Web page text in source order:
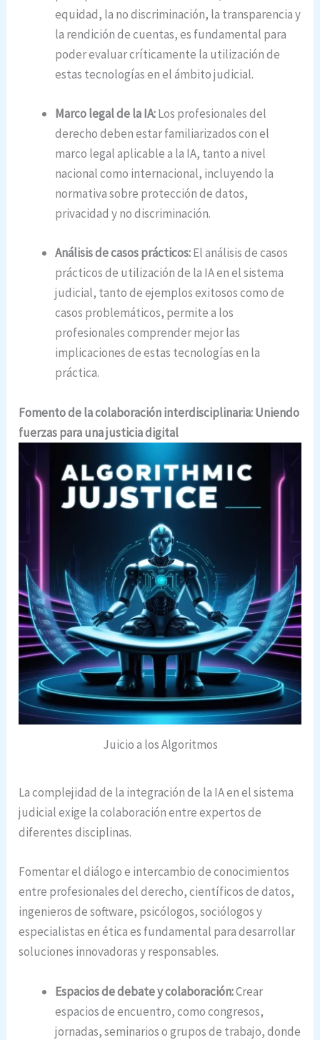
equidad, la no discriminación, la transparencia y
la rendición de cuentas, es fundamental para
poder evaluar críticamente la utilización de
estas tecnologías en el ámbito judicial.
Marco legal de la IA:Los profesionales del
derecho deben estar familiarizados con el
marco legal aplicable a la IA, tanto a nivel
nacional como internacional, incluyendo la
normativa sobre protección de datos,
privacidad y no discriminación.
Análisis de casos prácticos:El análisis de casos
prácticos de utilización de la IA en el sistema
judicial, tanto de ejemplos exitosos como de
casos problemáticos, permite a los
profesionales comprender mejor las
implicaciones de estas tecnologías en la
práctica.
Fomento de la colaboración interdisciplinaria: Uniendo
fuerzas para una justicia digital
Juicio a los Algoritmos
La complejidad de la integración de la IA en el sistema
judicial exige la colaboración entre expertos de
diferentes disciplinas.
Fomentar el diálogo e intercambio de conocimientos
entre profesionales del derecho, científicos de datos,
ingenieros de software, psicólogos, sociólogos y
especialistas en ética es fundamental para desarrollar
soluciones innovadoras y responsables.
Espacios de debate y colaboración:Crear
espacios de encuentro, como congresos,
jornadas, seminarios o grupos de trabajo, donde